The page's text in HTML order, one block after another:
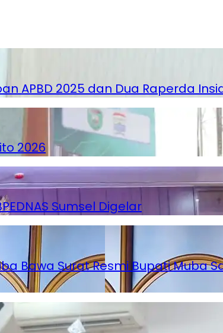
2025 dan Dua Raperda
2026
Sumsel Digelar
Bawa Surat Resmi Bupati Muba